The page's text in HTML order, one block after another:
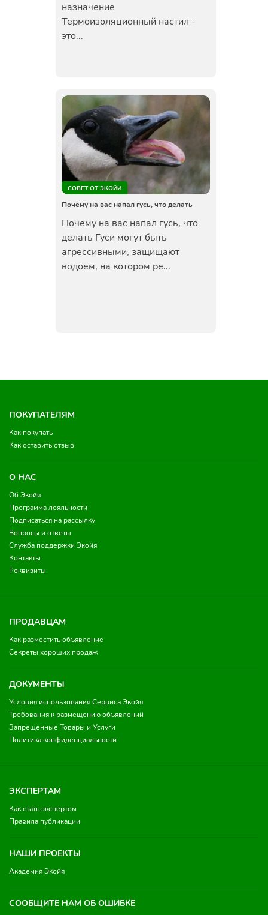
назначение
Термоизоляционный настил -
это...
СОВЕТ ОТ ЭКОЙИ
Почему на вас напал гусь, что делать
Почему на вас напал гусь, что
делать Гуси могут быть
агрессивными, защищают
водоем, на котором ре...
ПОКУПАТЕЛЯМ
Как покупать
Как оставить отзыв
О НАС
Об Экойя
Программа лояльности
Подписаться на рассылку
Вопросы и ответы
Служба поддержки Экойя
Контакты
Реквизиты
ПРОДАВЦАМ
Как разместить объявление
Секреты хороших продаж
ДОКУМЕНТЫ
Условия использования Сервиса Экойя
Требования к размещению объявлений
Запрещенные Товары и Услуги
Политика конфиденциальности
ЭКСПЕРТАМ
Как стать экспертом
Правила публикации
НАШИ ПРОЕКТЫ
Академия Экойя
СООБЩИТЕ НАМ ОБ ОШИБКЕ